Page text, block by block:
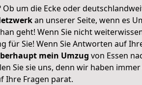
Ob um die Ecke oder
an unserer Seite, wenn es
geht! Wenn Sie nicht
für Sie! Wenn Sie Antworten auf
mein Umzug von Essen
Sie sie uns, denn wir haben
Ihre Fragen parat.